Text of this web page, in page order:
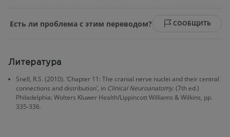
Есть ли проблема с этим переводом? СООБЩИТЬ
Литература
Snell, R.S. (2010). ‘Chapter 11: The cranial nerve nuclei and their central
connections and distribution’, in Clinical Neuroanatomy. (7th ed.)
Philadelphia: Wolters Kluwer Health/Lippincott Williams & Wilkins, pp.
335-336.